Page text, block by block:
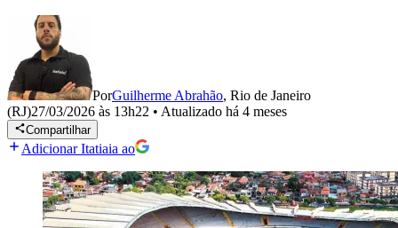
PorGuilherme Abrahão, Rio de Janeiro
(RJ)27/03/2026 às 13h22 • Atualizado há 4 meses
Compartilhar
Adicionar Itatiaia ao